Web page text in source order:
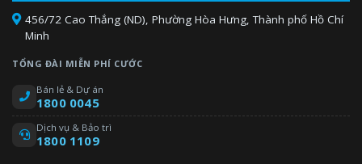
456/72 Cao Thắng (ND), Phường Hòa Hưng, Thành phố Hồ Chí
Minh
TỔNG ĐÀI MIỄN PHÍ CƯỚC
Bán lẻ & Dự án
1800 0045
Dịch vụ & Bảo trì
1800 1109